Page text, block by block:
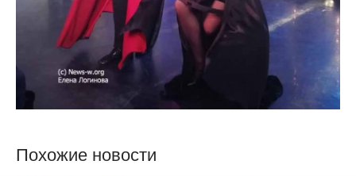
Похожие новости